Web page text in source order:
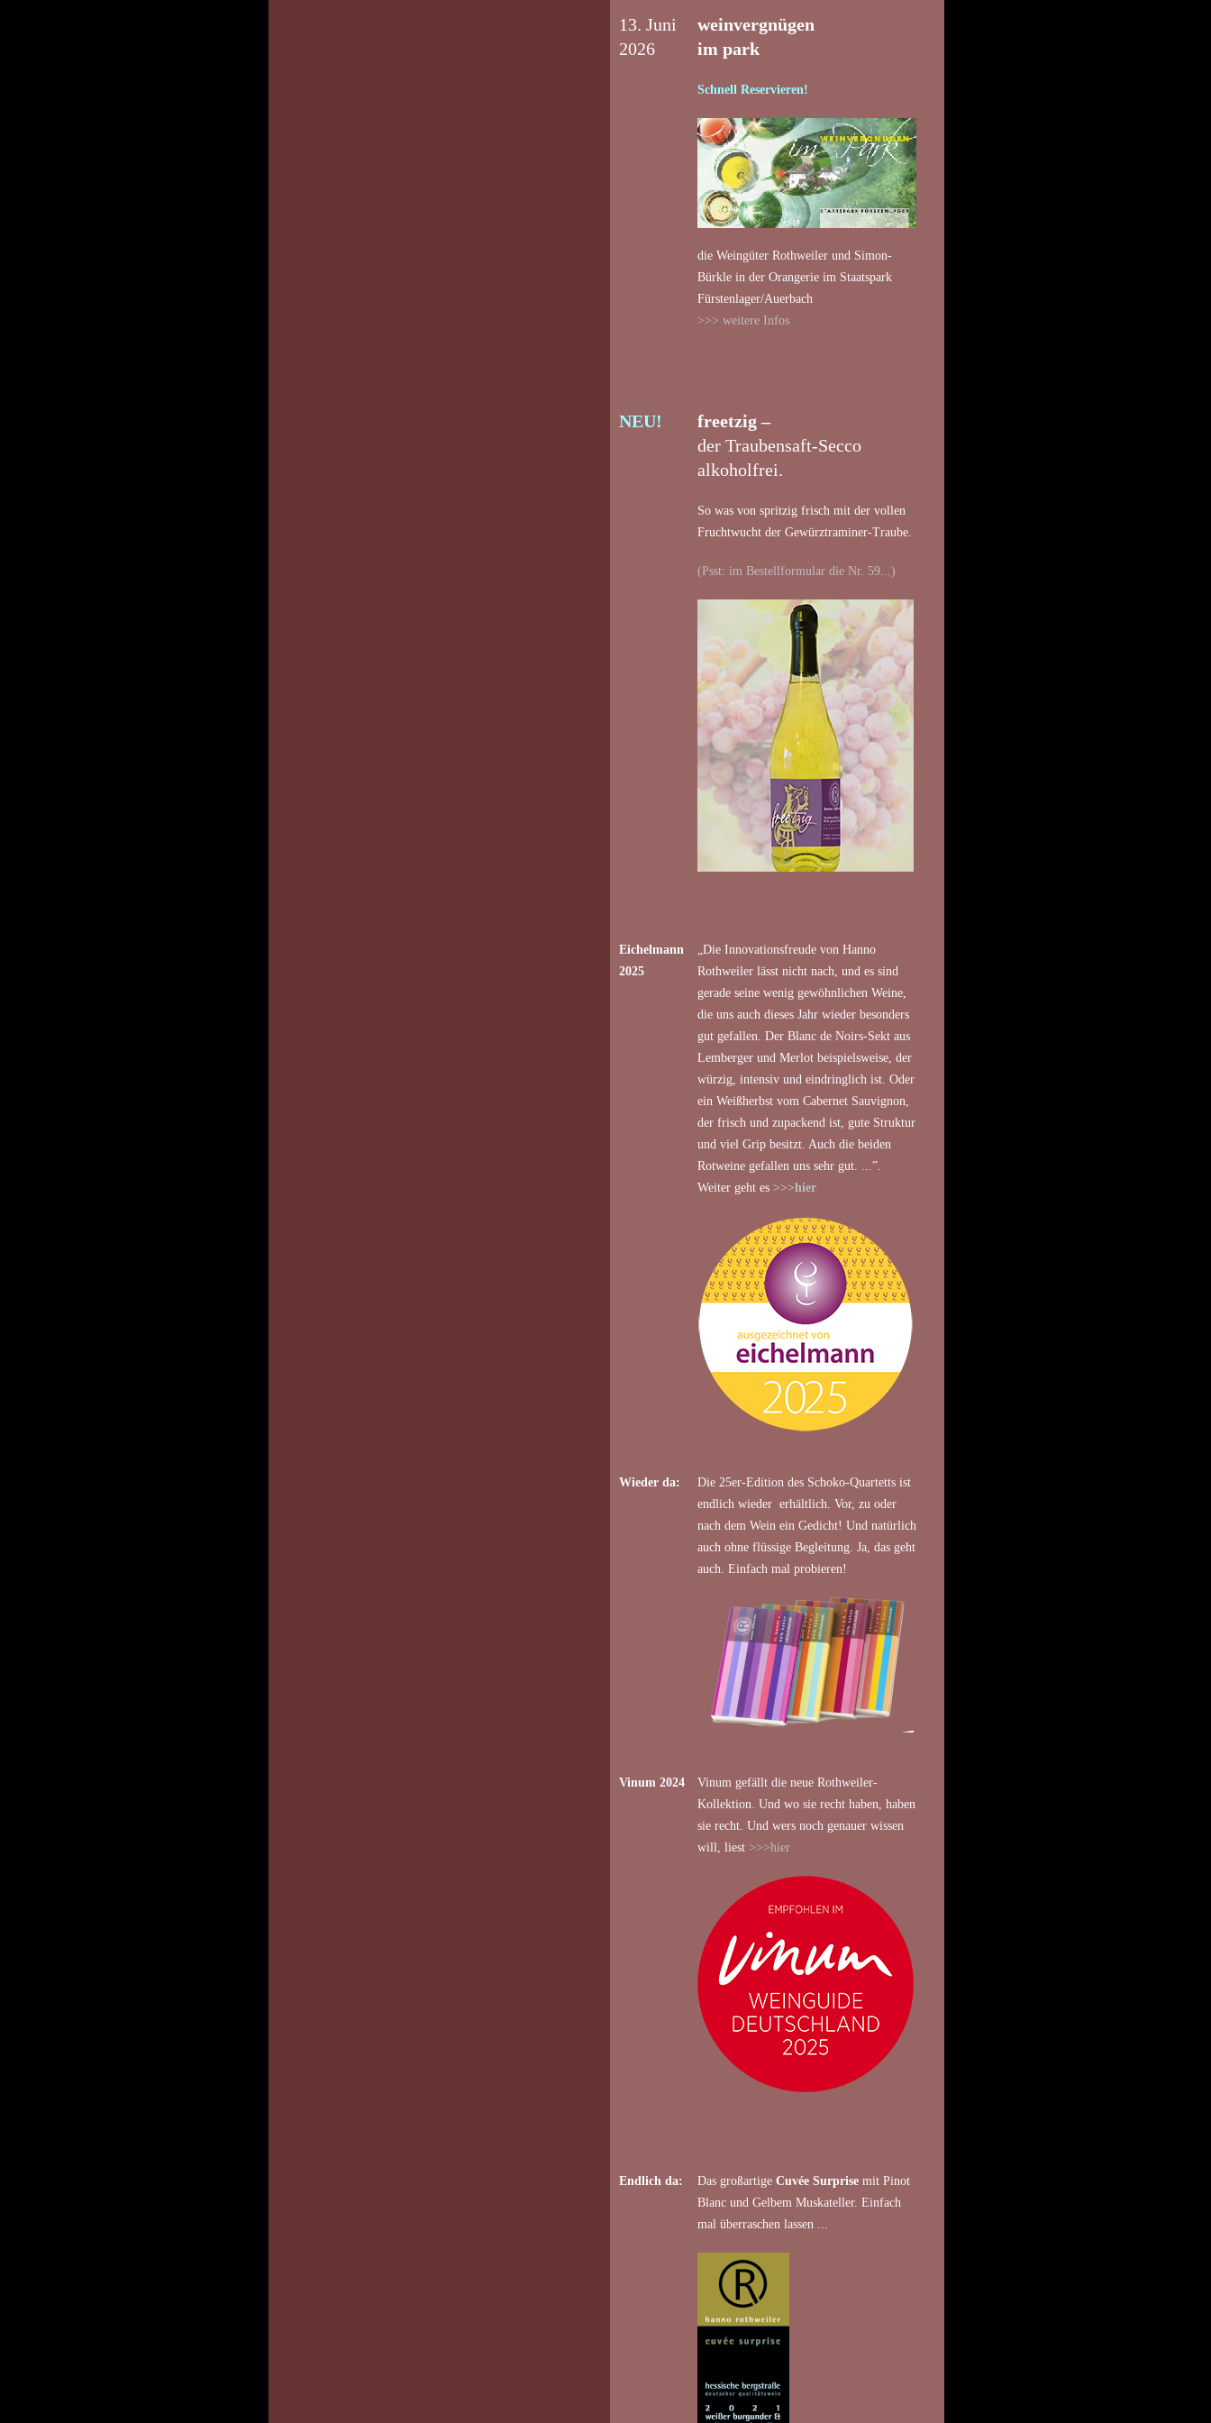
13. Juni
2026
weinvergnügen
im park
Schnell Reservieren!
die Weingüter Rothweiler und Simon-
Bürkle in der Orangerie im Staatspark
Fürstenlager/Auerbach
>>> weitere Infos
NEU!
freetzig –
der Traubensaft-Secco
alkoholfrei.
So was von spritzig frisch mit der vollen
Fruchtwucht der Gewürztraminer-Traube.
(Psst: im Bestellformular die Nr. 59...)
Eichelmann
2025
„Die Innovationsfreude von Hanno
Rothweiler lässt nicht nach, und es sind
gerade seine wenig gewöhnlichen Weine,
die uns auch dieses Jahr wieder besonders
gut gefallen. Der Blanc de Noirs-Sekt aus
Lemberger und Merlot beispielsweise, der
würzig, intensiv und eindringlich ist. Oder
ein Weißherbst vom Cabernet Sauvignon,
der frisch und zupackend ist, gute Struktur
und viel Grip besitzt. Auch die beiden
Rotweine gefallen uns sehr gut. ...”.
Weiter geht es >>>hier
Wieder da:
Die 25er-Edition des Schoko-Quartetts ist
endlich wieder erhältlich. Vor, zu oder
nach dem Wein ein Gedicht! Und natürlich
auch ohne flüssige Begleitung. Ja, das geht
auch. Einfach mal probieren!
Vinum 2024
Vinum gefällt die neue Rothweiler-
Kollektion. Und wo sie recht haben, haben
sie recht. Und wers noch genauer wissen
will, liest >>>hier
Endlich da: Das großartige Cuvée Surprise mit Pinot
Blanc und Gelbem Muskateller. Einfach
mal überraschen lassen ...